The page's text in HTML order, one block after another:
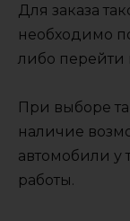
Для заказа
необходимо
либо
При выборе
наличие
автомобили у
работы.